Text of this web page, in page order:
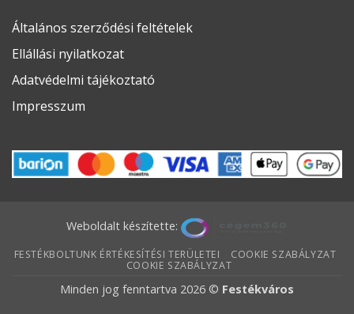
Általános szerződési feltételek
Ellállási nyilatkozat
Adatvédelmi tájékoztató
Impresszum
Weboldalt készítette:
FESTÉKBOLTUNK ÉRTÉKESÍTÉSI TERÜLETEI
COOKIE SZABÁLYZAT
COOKIE SZABÁLYZAT
Minden jog fenntartva 2026 © Festékváros